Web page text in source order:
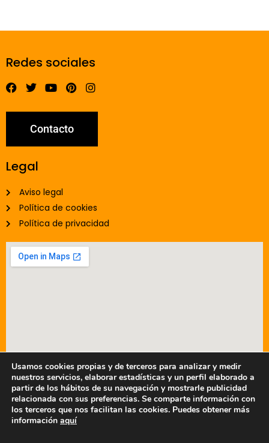
Redes sociales
Contacto
Legal
Aviso legal
Política de cookies
Política de privacidad
© 2025 - Prefabricados Metálicos TAFER, S.A.
Usamos cookies propias y de terceros para analizar y medir
nuestros servicios, elaborar estadísticas y un perfil elaborado a
partir de los hábitos de su navegación y mostrarle publicidad
relacionada con sus preferencias. Se comparte información con
los terceros que nos facilitan las cookies. Puedes obtener más
información aquí